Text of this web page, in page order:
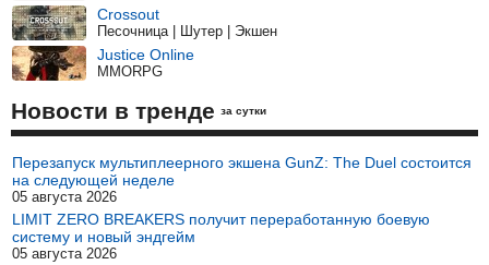
Crossout
Песочница | Шутер | Экшен
Justice Online
MMORPG
Новости в тренде за сутки
Перезапуск мультиплеерного экшена GunZ: The Duel состоится
на следующей неделе
05 августа 2026
LIMIT ZERO BREAKERS получит переработанную боевую
систему и новый эндгейм
05 августа 2026